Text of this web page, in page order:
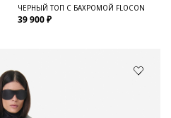
ЧЕРНЫЙ ТОП С БАХРОМОЙ FLOCON
39 900 ₽